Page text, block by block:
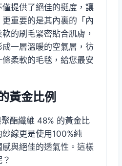
提供了絕佳的挺度，讓
重要的是其內裏的「內
的刷毛緊密貼合肌膚，
一層溫暖的空氣層，彷
柔軟的毛毯，給您最安
黃金比例
酯纖維 48% 的黃金比
線更是使用100%純
與絕佳的透氣性。這樣